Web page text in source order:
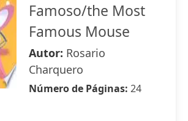
Famoso/the Most
Famous Mouse
Autor: Rosario
Charquero
Número de Páginas: 24